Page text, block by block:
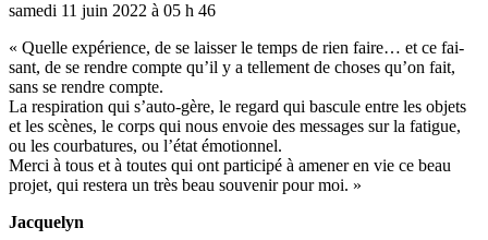
samedi 11 juin 2022 à 05 h 46
« Quelle expé­rience, de se lais­ser le temps de rien faire… et ce fai­
sant, de se rendre compte qu’il y a tel­le­ment de choses qu’on fait,
sans se rendre compte.
La res­pi­ra­tion qui s’auto-gère, le regard qui bas­cule entre les objets
et les scènes, le corps qui nous envoie des mes­sa­ges sur la fati­gue,
ou les cour­ba­tu­res, ou l’état émotionnel.
Merci à tous et à toutes qui ont par­ti­cipé à amener en vie ce beau
projet, qui res­tera un très beau sou­ve­nir pour moi. »
Jacquelyn